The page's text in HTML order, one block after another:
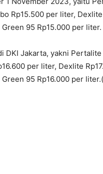
Rp15.500 per liter,
95 Rp15.000 per liter.
DKI Jakarta, yakni
per liter, Dexlite
95 Rp16.000 per